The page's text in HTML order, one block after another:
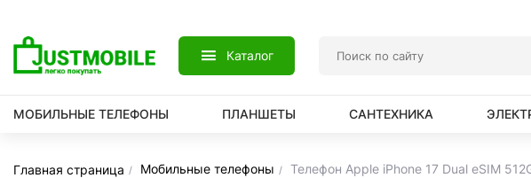
Каталог
МОБИЛЬНЫЕ ТЕЛЕФОНЫ ПЛАНШЕТЫ САНТЕХНИКА
Главная страница Мобильные телефоны Телефон Apple iPhone 17 Dual eSIM